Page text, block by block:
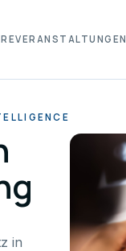
VERANSTALTUNGEN
in